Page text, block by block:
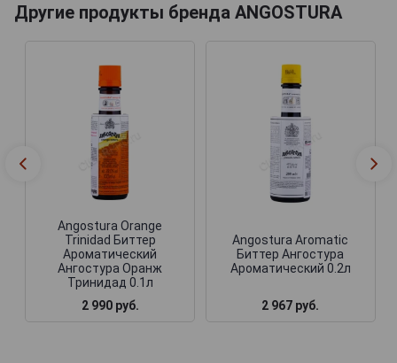
Другие продукты бренда ANGOSTURA
Angostura Orange
Trinidad Биттер
Ароматический
Ангостура Оранж
Тринидад 0.1л
2 990 руб.
Angostura Aromatic
Биттер Ангостура
Ароматический 0.2л
2 967 руб.